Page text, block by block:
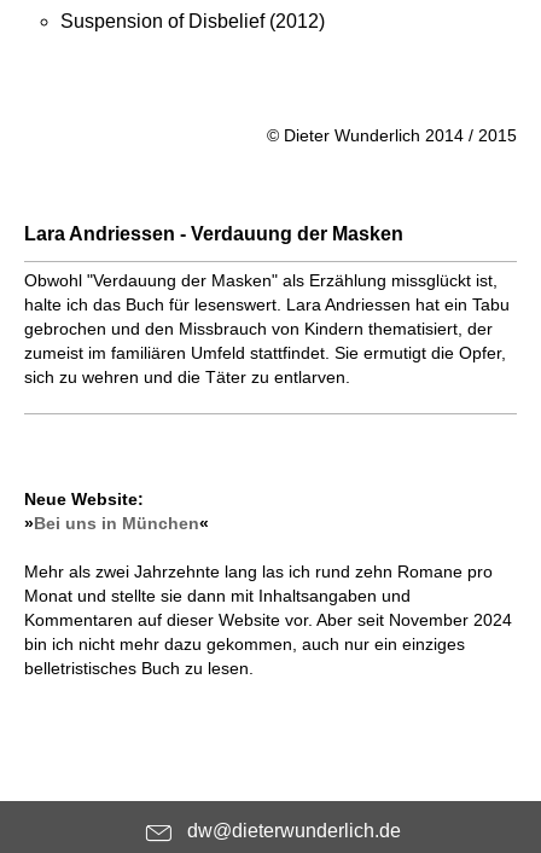
Suspension of Disbelief (2012)
© Dieter Wunderlich 2014 / 2015
Lara Andriessen - Verdauung der Masken
Obwohl "Verdauung der Masken" als Erzählung missglückt ist,
halte ich das Buch für lesenswert. Lara Andriessen hat ein Tabu
gebrochen und den Missbrauch von Kindern thematisiert, der
zumeist im familiären Umfeld stattfindet. Sie ermutigt die Opfer,
sich zu wehren und die Täter zu entlarven.
Neue Website:
»Bei uns in München«
Mehr als zwei Jahrzehnte lang las ich rund zehn Romane pro
Monat und stellte sie dann mit Inhaltsangaben und
Kommentaren auf dieser Website vor. Aber seit November 2024
bin ich nicht mehr dazu gekommen, auch nur ein einziges
belletristisches Buch zu lesen.
dw@dieterwunderlich.de